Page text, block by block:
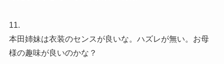
11.
本田姉妹は衣装のセンスが良いな。ハズレが無い。お母
様の趣味が良いのかな？